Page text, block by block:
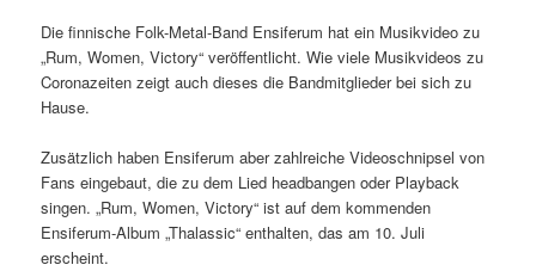
Die finnische Folk-Metal-Band Ensiferum hat ein Musikvideo zu
„Rum, Women, Victory“ veröffentlicht. Wie viele Musikvideos zu
Coronazeiten zeigt auch dieses die Bandmitglieder bei sich zu
Hause.
Zusätzlich haben Ensiferum aber zahlreiche Videoschnipsel von
Fans eingebaut, die zu dem Lied headbangen oder Playback
singen. „Rum, Women, Victory“ ist auf dem kommenden
Ensiferum-Album „Thalassic“ enthalten, das am 10. Juli
erscheint.